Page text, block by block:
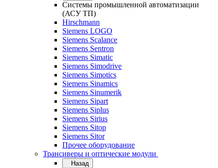
Системы промышленной автоматизации
(АСУ ТП)
Hirschmann
Siemens LOGO
Siemens Scalance
Siemens Sentron
Siemens Simatic
Siemens Simodrive
Siemens Simotics
Siemens Sinamics
Siemens Sinumerik
Siemens Sipart
Siemens Siplus
Siemens Sirius
Siemens Sitop
Siemens Sitor
Прочее оборудование
Трансиверы и оптические модули
Назад